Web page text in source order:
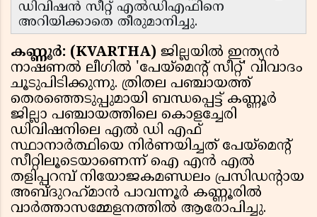
ഡിവിഷൻ സീറ്റ് എൽഡിഎഫിനെ
അറിയിക്കാതെ തീരുമാനിച്ചു.
കണ്ണൂർ: (KVARTHA) ജില്ലയിൽ ഇന്ത്യൻ
നാഷണൽ ലീഗിൽ 'പേയ്‌മെൻ്റ് സീറ്റ്' വിവാദം
ചൂടുപിടിക്കുന്നു. ത്രിതല പഞ്ചായത്ത്
തെരഞ്ഞെടുപ്പുമായി ബന്ധപ്പെട്ട് കണ്ണൂർ
ജില്ലാ പഞ്ചായത്തിലെ കൊളച്ചേരി
ഡിവിഷനിലെ എൽ ഡി എഫ്
സ്ഥാനാർത്ഥിയെ നിർണയിച്ചത് പേയ്‌മെൻ്റ്
സീറ്റിലൂടെയാണെന്ന് ഐ എൻ എൽ
തളിപ്പറമ്പ് നിയോജകമണ്ഡലം പ്രസിഡന്റായ
അബ്ദുറഹ്‌മാൻ പാവന്നൂർ കണ്ണൂരിൽ
വാർത്താസമ്മേളനത്തിൽ ആരോപിച്ചു.